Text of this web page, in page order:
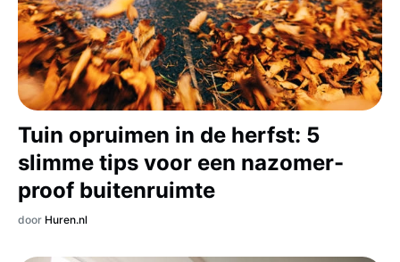
Tuin opruimen in de herfst: 5
slimme tips voor een nazomer-
proof buitenruimte
door Huren.nl